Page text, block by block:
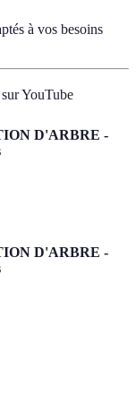
à vos besoins
sur YouTube
D'ARBRE -
D'ARBRE -